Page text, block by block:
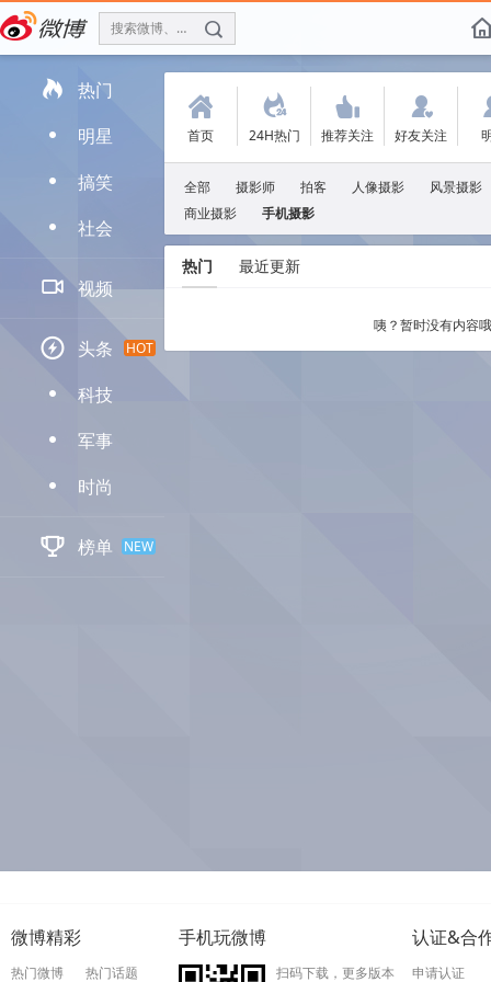
搜索微博、找人 f
 热门
D 明星
D 搞笑
D 社会
 视频
 头条 HOT
D 科技
D 军事
D 时尚
 榜单 NEW
(
首页
.
24H热门
'
推荐关注
:
好友关注
全部 摄影师 拍客 人像摄影
风景摄影
商业摄影
手机摄影
热门 最近更新
咦？暂时没有内容
微博精彩
热门微博 热门话题
手机玩微博
扫码下载，更多版本
认证&合
申请认证